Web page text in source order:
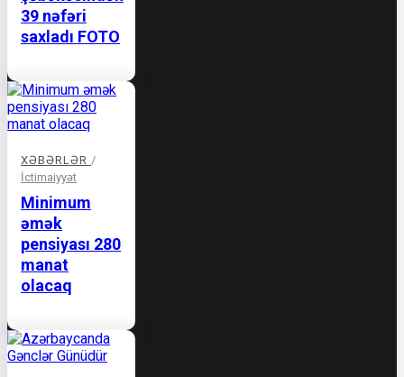
39 nəfəri
saxladı FOTO
XƏBƏRLƏR /
İctimaiyyət
Minimum
əmək
pensiyası 280
manat
olacaq